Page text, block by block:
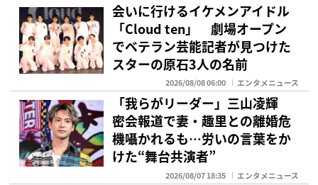
会いに行けるイケメンアイドル
「Cloud ten」 劇場オープン
でベテラン芸能記者が見つけた
スターの原石3人の名前
2026/08/08 06:00 エンタメニュース
「我らがリーダー」三山凌輝
密会報道で妻・趣里との離婚危
機囁かれるも…労いの言葉をか
けた“舞台共演者”
2026/08/07 18:35 エンタメニュース